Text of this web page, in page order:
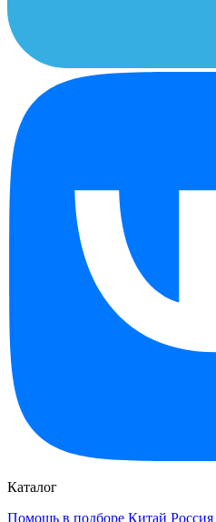
Каталог
Помощь в подборе Китай Россия